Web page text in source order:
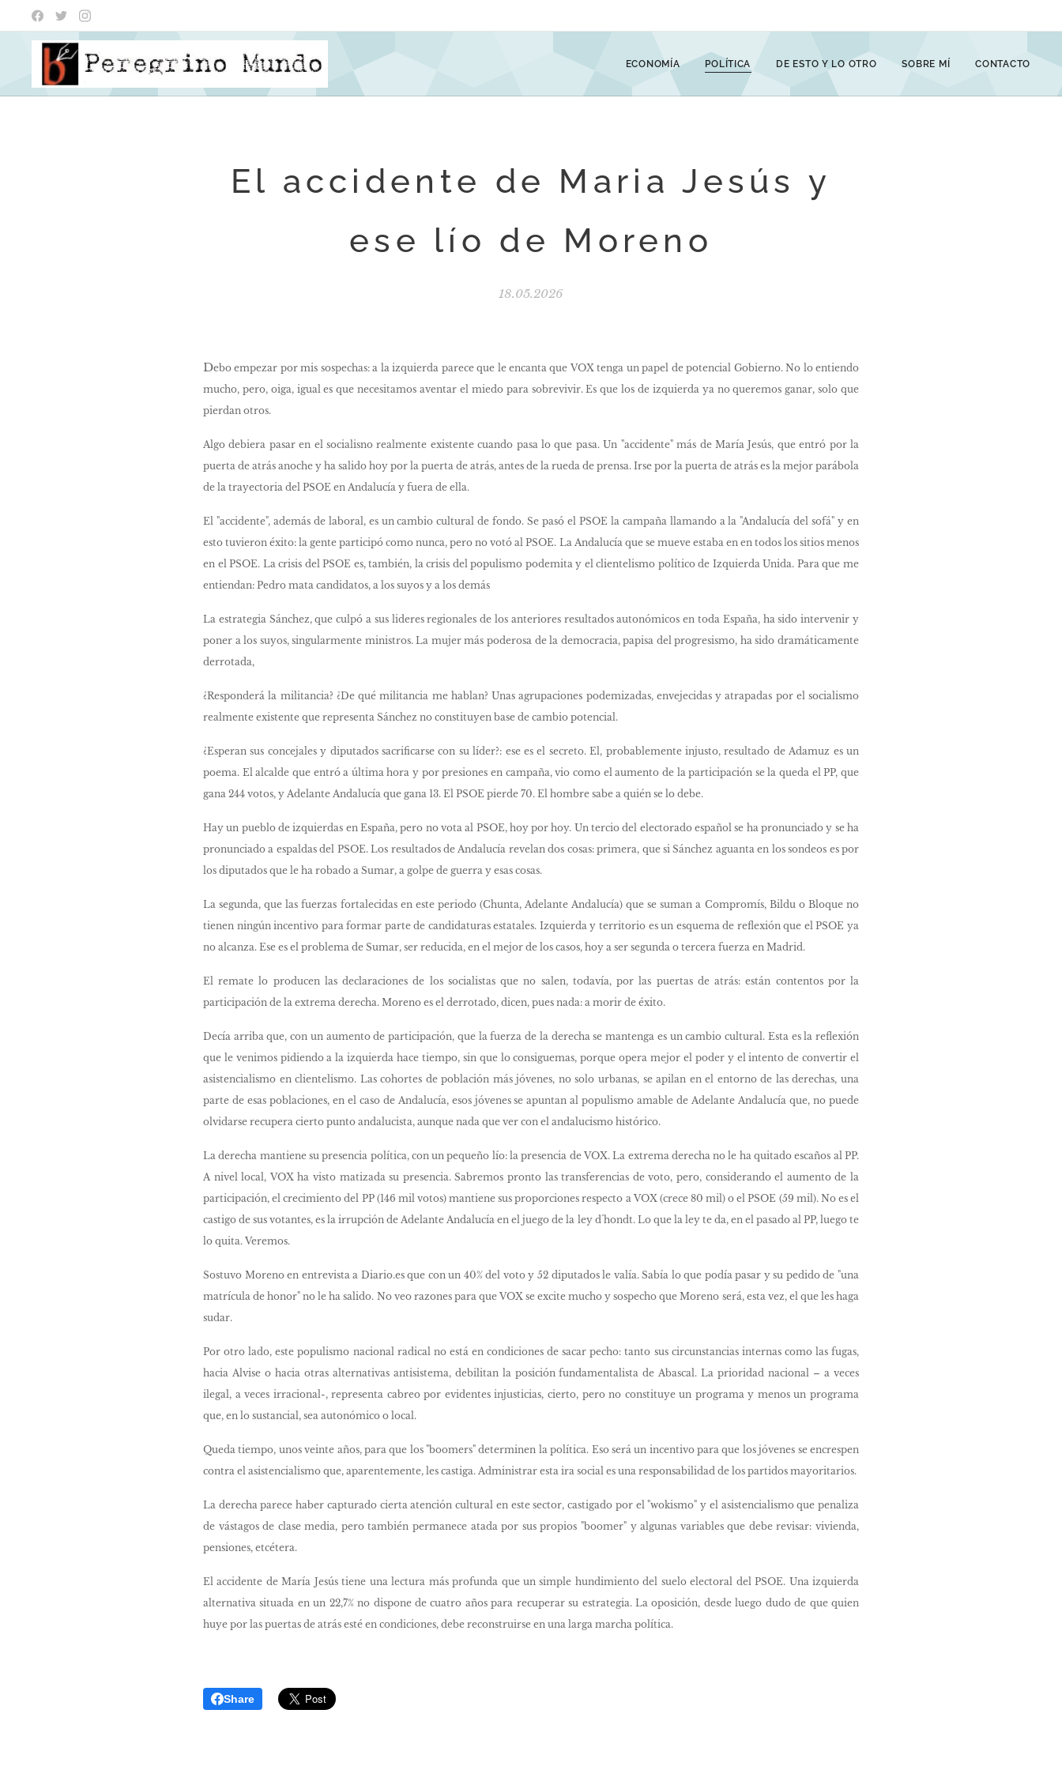
ECONOMÍA POLÍTICA DE ESTO Y LO OTRO SOBRE MÍ CONTACTO
El accidente de Maria Jesús y
ese lío de Moreno
18.05.2026
Debo empezar por mis sospechas: a la izquierda parece que le encanta que VOX tenga un papel de potencial Gobierno. No lo entiendo
mucho, pero, oiga, igual es que necesitamos aventar el miedo para sobrevivir. Es que los de izquierda ya no queremos ganar, solo que
pierdan otros.
Algo debiera pasar en el socialisno realmente existente cuando pasa lo que pasa. Un "accidente" más de María Jesús, que entró por la
puerta de atrás anoche y ha salido hoy por la puerta de atrás, antes de la rueda de prensa. Irse por la puerta de atrás es la mejor parábola
de la trayectoria del PSOE en Andalucía y fuera de ella.
El "accidente", además de laboral, es un cambio cultural de fondo. Se pasó el PSOE la campaña llamando a la "Andalucía del sofá" y en
esto tuvieron éxito: la gente participó como nunca, pero no votó al PSOE. La Andalucía que se mueve estaba en en todos los sitios menos
en el PSOE. La crisis del PSOE es, también, la crisis del populismo podemita y el clientelismo político de Izquierda Unida. Para que me
entiendan: Pedro mata candidatos, a los suyos y a los demás
La estrategia Sánchez, que culpó a sus lideres regionales de los anteriores resultados autonómicos en toda España, ha sido intervenir y
poner a los suyos, singularmente ministros. La mujer más poderosa de la democracia, papisa del progresismo, ha sido dramáticamente
derrotada,
¿Responderá la militancia? ¿De qué militancia me hablan? Unas agrupaciones podemizadas, envejecidas y atrapadas por el socialismo
realmente existente que representa Sánchez no constituyen base de cambio potencial.
¿Esperan sus concejales y diputados sacrificarse con su líder?: ese es el secreto. El, probablemente injusto, resultado de Adamuz es un
poema. El alcalde que entró a última hora y por presiones en campaña, vio como el aumento de la participación se la queda el PP, que
gana 244 votos, y Adelante Andalucía que gana 13. El PSOE pierde 70. El hombre sabe a quién se lo debe.
Hay un pueblo de izquierdas en España, pero no vota al PSOE, hoy por hoy. Un tercio del electorado español se ha pronunciado y se ha
pronunciado a espaldas del PSOE. Los resultados de Andalucía revelan dos cosas: primera, que si Sánchez aguanta en los sondeos es por
los diputados que le ha robado a Sumar, a golpe de guerra y esas cosas.
La segunda, que las fuerzas fortalecidas en este periodo (Chunta, Adelante Andalucía) que se suman a Compromís, Bildu o Bloque no
tienen ningún incentivo para formar parte de candidaturas estatales. Izquierda y territorio es un esquema de reflexión que el PSOE ya
no alcanza. Ese es el problema de Sumar, ser reducida, en el mejor de los casos, hoy a ser segunda o tercera fuerza en Madrid.
El remate lo producen las declaraciones de los socialistas que no salen, todavía, por las puertas de atrás: están contentos por la
participación de la extrema derecha. Moreno es el derrotado, dicen, pues nada: a morir de éxito.
Decía arriba que, con un aumento de participación, que la fuerza de la derecha se mantenga es un cambio cultural. Esta es la reflexión
que le venimos pidiendo a la izquierda hace tiempo, sin que lo consiguemas, porque opera mejor el poder y el intento de convertir el
asistencialismo en clientelismo. Las cohortes de población más jóvenes, no solo urbanas, se apilan en el entorno de las derechas, una
parte de esas poblaciones, en el caso de Andalucía, esos jóvenes se apuntan al populismo amable de Adelante Andalucía que, no puede
olvidarse recupera cierto punto andalucista, aunque nada que ver con el andalucismo histórico.
La derecha mantiene su presencia política, con un pequeño lío: la presencia de VOX. La extrema derecha no le ha quitado escaños al PP.
A nivel local, VOX ha visto matizada su presencia. Sabremos pronto las transferencias de voto, pero, considerando el aumento de la
participación, el crecimiento del PP (146 mil votos) mantiene sus proporciones respecto a VOX (crece 80 mil) o el PSOE (59 mil). No es el
castigo de sus votantes, es la irrupción de Adelante Andalucía en el juego de la ley d´hondt. Lo que la ley te da, en el pasado al PP, luego te
lo quita. Veremos.
Sostuvo Moreno en entrevista a Diario.es que con un 40% del voto y 52 diputados le valía. Sabía lo que podía pasar y su pedido de "una
matrícula de honor" no le ha salido. No veo razones para que VOX se excite mucho y sospecho que Moreno será, esta vez, el que les haga
sudar.
Por otro lado, este populismo nacional radical no está en condiciones de sacar pecho: tanto sus circunstancias internas como las fugas,
hacia Alvise o hacia otras alternativas antisistema, debilitan la posición fundamentalista de Abascal. La prioridad nacional – a veces
ilegal, a veces irracional-, representa cabreo por evidentes injusticias, cierto, pero no constituye un programa y menos un programa
que, en lo sustancial, sea autonómico o local.
Queda tiempo, unos veinte años, para que los "boomers" determinen la política. Eso será un incentivo para que los jóvenes se encrespen
contra el asistencialismo que, aparentemente, les castiga. Administrar esta ira social es una responsabilidad de los partidos mayoritarios.
La derecha parece haber capturado cierta atención cultural en este sector, castigado por el "wokismo" y el asistencialismo que penaliza
de vástagos de clase media, pero también permanece atada por sus propios "boomer" y algunas variables que debe revisar: vivienda,
pensiones, etcétera.
El accidente de María Jesús tiene una lectura más profunda que un simple hundimiento del suelo electoral del PSOE. Una izquierda
alternativa situada en un 22,7% no dispone de cuatro años para recuperar su estrategia. La oposición, desde luego dudo de que quien
huye por las puertas de atrás esté en condiciones, debe reconstruirse en una larga marcha política.
Share